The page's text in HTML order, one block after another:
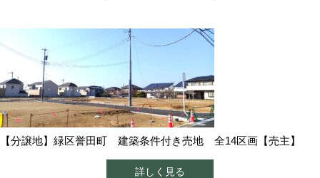
【分譲地】緑区誉田町 建築条件付き売地 全14区画【売主】
詳しく見る